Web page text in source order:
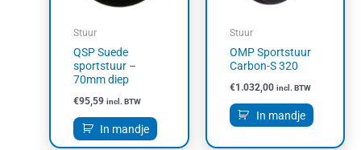
Stuur
QSP Suede
sportstuur –
70mm diep
€95,59 incl. BTW
In mandje
Stuur
OMP Sportstuur
Carbon-S 320
€1.032,00 incl. BTW
In mandje